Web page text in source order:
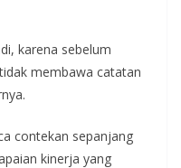
karena sebelum
membawa catatan
contekan sepanjang
kinerja yang